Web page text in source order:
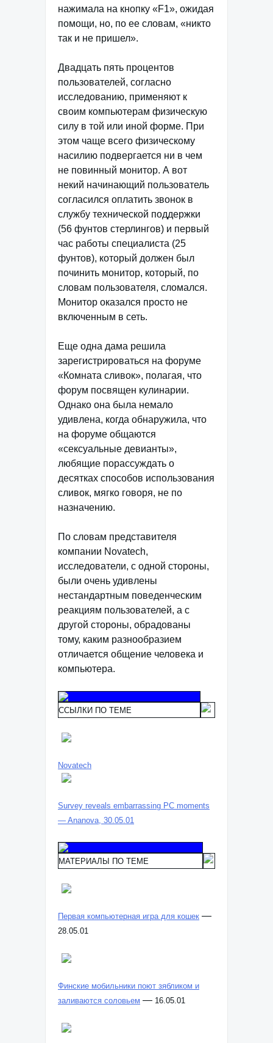
нажимала на кнопку «F1», ожидая
помощи, но, по ее словам, «никто
так и не пришел».
Двадцать пять процентов
пользователей, согласно
исследованию, применяют к
своим компьютерам физическую
силу в той или иной форме. При
этом чаще всего физическому
насилию подвергается ни в чем
не повинный монитор. А вот
некий начинающий пользователь
согласился оплатить звонок в
службу технической поддержки
(56 фунтов стерлингов) и первый
час работы специалиста (25
фунтов), который должен был
починить монитор, который, по
словам пользователя, сломался.
Монитор оказался просто не
включенным в сеть.
Еще одна дама решила
зарегистрироваться на форуме
«Комната сливок», полагая, что
форум посвящен кулинарии.
Однако она была немало
удивлена, когда обнаружила, что
на форуме общаются
«сексуальные девианты»,
любящие порассуждать о
десятках способов использования
сливок, мягко говоря, не по
назначению.
По словам представителя
компании Novatech,
исследователи, с одной стороны,
были очень удивлены
нестандартным поведенческим
реакциям пользователей, а с
другой стороны, обрадованы
тому, каким разнообразием
отличается общение человека и
компьютера.
ССЫЛКИ ПО ТЕМЕ
Novatech
Survey reveals embarrassing PC moments
— Ananova, 30.05.01
МАТЕРИАЛЫ ПО ТЕМЕ
Первая компьютерная игра для кошек —
28.05.01
Финские мобильники поют зябликом и
заливаются соловьем — 16.05.01